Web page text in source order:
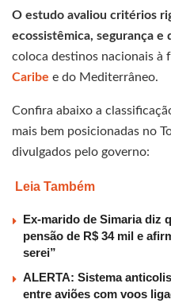
O estudo avaliou critérios
ecossistêmica, segurança e
coloca destinos nacionais à
Caribe e do Mediterrâneo.
Confira abaixo a
mais bem posicionadas no
divulgados pelo governo:
Leia Também
Ex-marido de Simaria diz
pensão de R$ 34 mil e
serei”
ALERTA: Sistema
entre aviões com voos